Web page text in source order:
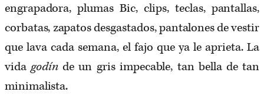
engrapadora, plumas Bic, clips, teclas, pantallas,
corbatas, zapatos desgastados, pantalones de vestir
que lava cada semana, el fajo que ya le aprieta. La
vidagodínde un gris impecable, tan bella de tan
minimalista.